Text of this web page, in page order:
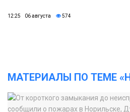
12:25 06 августа 574
МАТЕРИАЛЫ ПО ТЕМЕ